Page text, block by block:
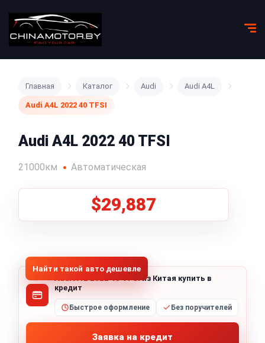
Главная Каталог Audi Audi A4L
Audi A4L 2022 40 TFSI
Audi A4L 2022 40 TFSI
21000км Автоматическая
$29,887
Найти такой авто дешевле
Audi A4L 2022 40 TFSIиз Китая купить в
кредит
Быстрое оформление Без поручителей
Заявка на кредит